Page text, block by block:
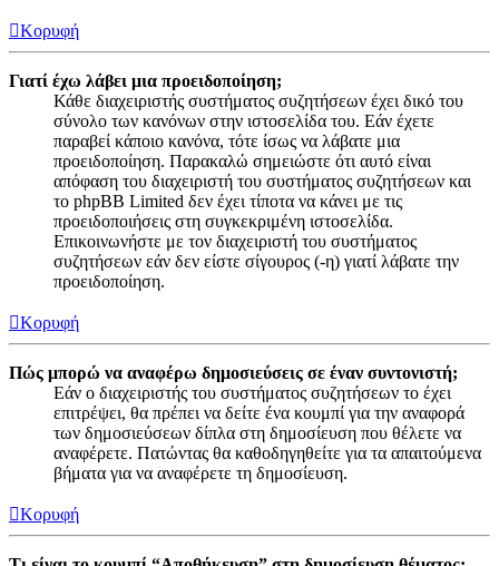
Κορυφή
Γιατί έχω λάβει μια προειδοποίηση;
Κάθε διαχειριστής συστήματος συζητήσεων έχει δικό του
σύνολο των κανόνων στην ιστοσελίδα του. Εάν έχετε
παραβεί κάποιο κανόνα, τότε ίσως να λάβατε μια
προειδοποίηση. Παρακαλώ σημειώστε ότι αυτό είναι
απόφαση του διαχειριστή του συστήματος συζητήσεων και
το phpBB Limited δεν έχει τίποτα να κάνει με τις
προειδοποιήσεις στη συγκεκριμένη ιστοσελίδα.
Επικοινωνήστε με τον διαχειριστή του συστήματος
συζητήσεων εάν δεν είστε σίγουρος (-η) γιατί λάβατε την
προειδοποίηση.
Κορυφή
Πώς μπορώ να αναφέρω δημοσιεύσεις σε έναν συντονιστή;
Εάν ο διαχειριστής του συστήματος συζητήσεων το έχει
επιτρέψει, θα πρέπει να δείτε ένα κουμπί για την αναφορά
των δημοσιεύσεων δίπλα στη δημοσίευση που θέλετε να
αναφέρετε. Πατώντας θα καθοδηγηθείτε για τα απαιτούμενα
βήματα για να αναφέρετε τη δημοσίευση.
Κορυφή